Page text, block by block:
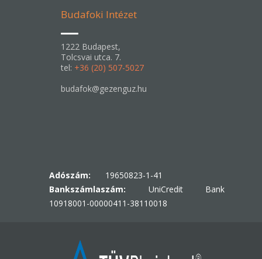
Budafoki Intézet
1222 Budapest,
Tolcsvai utca. 7.
tel: +36 (20) 507-5027
budafok@gezenguz.hu
Adószám: 19650823-1-41
Bankszámlaszám: UniCredit Bank
10918001-00000411-38110018